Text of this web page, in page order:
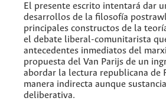
El presente escrito intentará dar
desarrollos de la filosofía
principales constructos de la
el debate liberal-comunitarista
antecedentes inmediatos del
propuesta del Van Parijs de un
abordar la lectura republicana de
manera indirecta aunque
deliberativa.